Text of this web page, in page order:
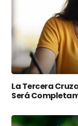
La Tercera
Será